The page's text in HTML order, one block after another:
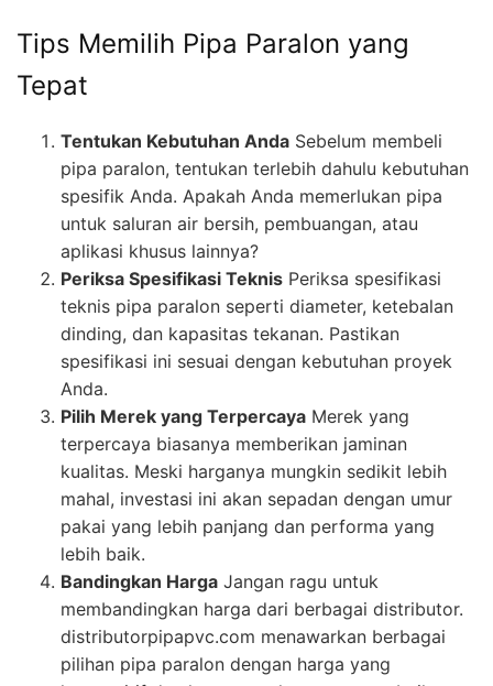
Tips Memilih Pipa Paralon yang
Tepat
Tentukan Kebutuhan Anda Sebelum membeli
pipa paralon, tentukan terlebih dahulu kebutuhan
spesifik Anda. Apakah Anda memerlukan pipa
untuk saluran air bersih, pembuangan, atau
aplikasi khusus lainnya?
Periksa Spesifikasi Teknis Periksa spesifikasi
teknis pipa paralon seperti diameter, ketebalan
dinding, dan kapasitas tekanan. Pastikan
spesifikasi ini sesuai dengan kebutuhan proyek
Anda.
Pilih Merek yang Terpercaya Merek yang
terpercaya biasanya memberikan jaminan
kualitas. Meski harganya mungkin sedikit lebih
mahal, investasi ini akan sepadan dengan umur
pakai yang lebih panjang dan performa yang
lebih baik.
Bandingkan Harga Jangan ragu untuk
membandingkan harga dari berbagai distributor.
distributorpipapvc.com menawarkan berbagai
pilihan pipa paralon dengan harga yang